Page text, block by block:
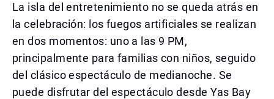
La isla del entretenimiento no se queda atrás en
la celebración: los fuegos artificiales se realizan
en dos momentos: uno a las 9 PM,
principalmente para familias con niños, seguido
del clásico espectáculo de medianoche. Se
puede disfrutar del espectáculo desde Yas Bay